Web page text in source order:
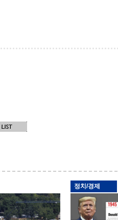
정치/경제